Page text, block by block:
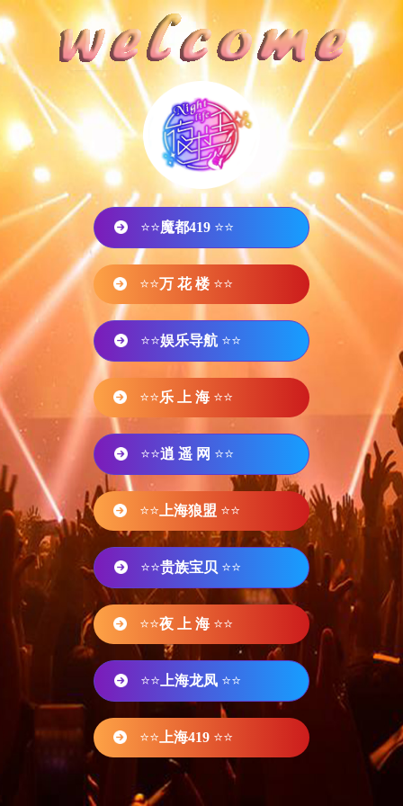
⭐⭐魔都419 ⭐⭐
⭐⭐万 花 楼 ⭐⭐
⭐⭐娱乐导航 ⭐⭐
⭐⭐乐 上 海 ⭐⭐
⭐⭐逍 遥 网 ⭐⭐
⭐⭐ 上海狼盟 ⭐⭐
⭐⭐贵族宝贝 ⭐⭐
⭐⭐夜 上 海 ⭐⭐
⭐⭐ 上海龙凤 ⭐⭐
⭐⭐ 上海419 ⭐⭐